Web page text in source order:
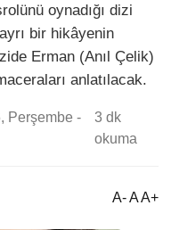
oynadığı dizi
bir hikâyenin
Erman (Anıl Çelik)
anlatılacak.
Perşembe -
3 dk
okuma
A- A A+